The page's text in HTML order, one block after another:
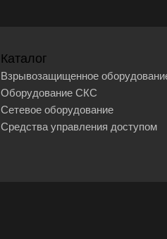
Каталог
Взрывозащищенное
Оборудование СКС
Сетевое оборудование
Средства управления доступом